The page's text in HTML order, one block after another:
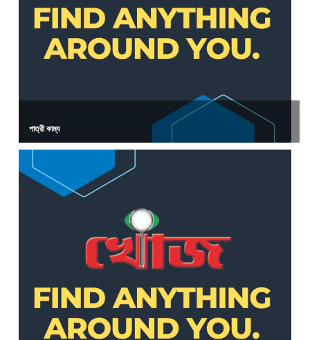
পাত্রী কাম্য